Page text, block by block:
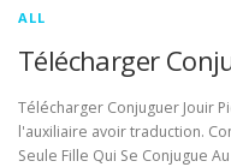
ALL
Télécharger
Télécharger Conjuguer Jouir
l'auxiliaire avoir traduction.
Seule Fille Qui Se Conjugue